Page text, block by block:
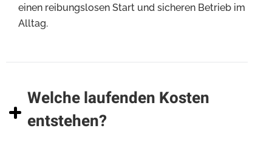
einen reibungslosen Start und sicheren Betrieb im
Alltag.
Welche laufenden Kosten
entstehen?